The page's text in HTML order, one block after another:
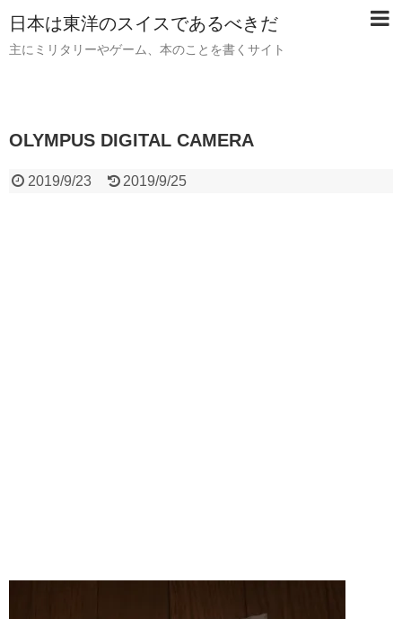
日本は東洋のスイスであるべきだ
主にミリタリーやゲーム、本のことを書くサイト
OLYMPUS DIGITAL CAMERA
2019/9/23 2019/9/25